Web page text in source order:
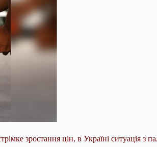
зростання цін, в Україні ситуація з